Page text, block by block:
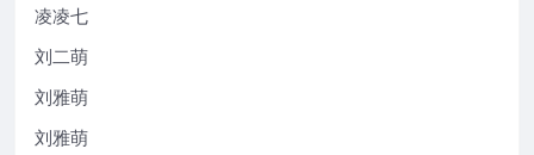
凌凌七
刘二萌
刘雅萌
刘雅萌